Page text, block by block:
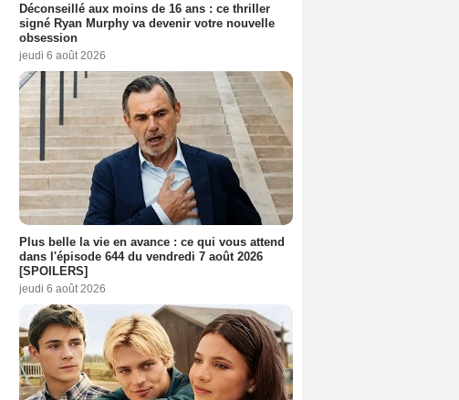
Déconseillé aux moins de 16 ans : ce thriller
signé Ryan Murphy va devenir votre nouvelle
obsession
jeudi 6 août 2026
Plus belle la vie en avance : ce qui vous attend
dans l'épisode 644 du vendredi 7 août 2026
[SPOILERS]
jeudi 6 août 2026